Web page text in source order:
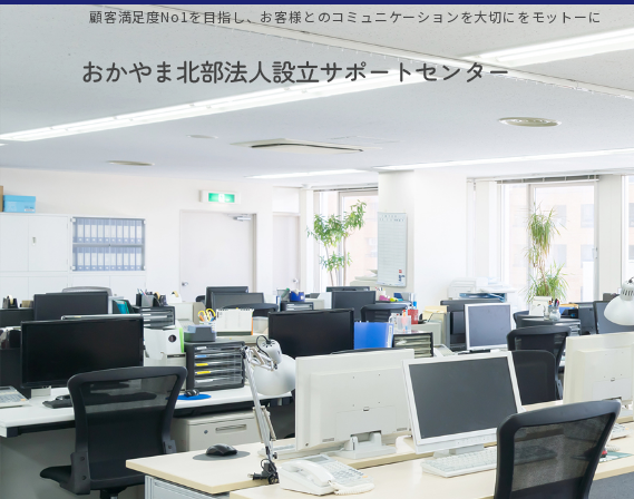
顧客満足度No1を目指し、お客様とのコミュニケーションを大切にをモットーに